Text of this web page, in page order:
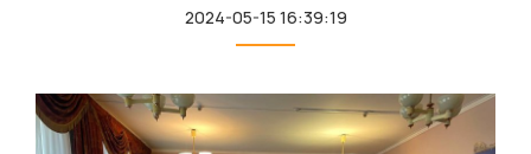
2024-05-15 16:39:19